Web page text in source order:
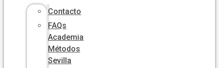
Contacto
FAQs
Academia
Métodos
Sevilla